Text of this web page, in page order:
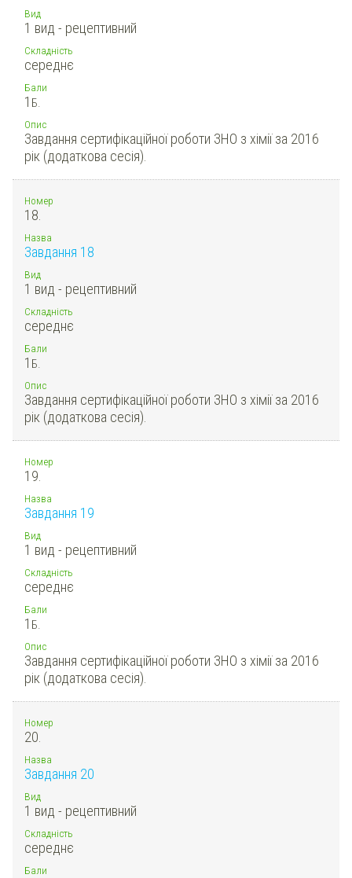
Вид
1 вид - рецептивний
Складність
середнє
Бали
1 Б.
Опис
Завдання сертифікаційної роботи ЗНО з хімії за 2016
рік (додаткова сесія).
Номер
18.
Назва
Завдання 18
Вид
1 вид - рецептивний
Складність
середнє
Бали
1 Б.
Опис
Завдання сертифікаційної роботи ЗНО з хімії за 2016
рік (додаткова сесія).
Номер
19.
Назва
Завдання 19
Вид
1 вид - рецептивний
Складність
середнє
Бали
1 Б.
Опис
Завдання сертифікаційної роботи ЗНО з хімії за 2016
рік (додаткова сесія).
Номер
20.
Назва
Завдання 20
Вид
1 вид - рецептивний
Складність
середнє
Бали